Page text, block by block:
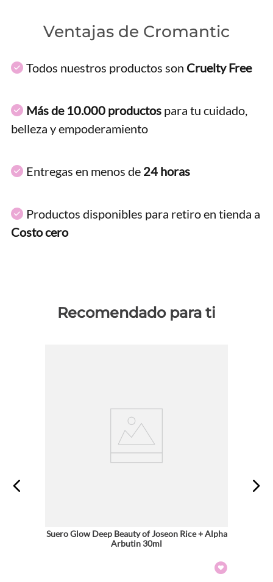
Ventajas de Cromantic
Todos nuestros productos son Cruelty Free
Más de 10.000 productos para tu cuidado,
belleza y empoderamiento
Entregas en menos de 24 horas
Productos disponibles para retiro en tienda a
Costo cero
Recomendado para ti
Suero Glow Deep Beauty of Joseon Rice + Alpha
Arbutin 30ml